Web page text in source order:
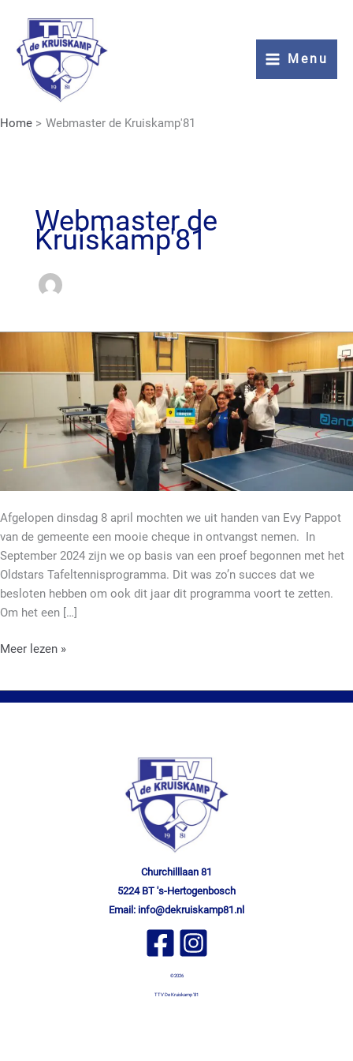
inhoud
Menu
Home Webmaster de Kruiskamp'81
Webmaster de
Kruiskamp'81
Afgelopen dinsdag 8 april mochten we uit handen van Evy Pappot
van de gemeente een mooie cheque in ontvangst nemen. In
September 2024 zijn we op basis van een proef begonnen met het
Oldstars Tafeltennisprogramma. Dit was zo’n succes dat we
besloten hebben om ook dit jaar dit programma voort te zetten.
Om het een […]
cheque
ontvangst
Meer lezen »
Churchilllaan 81
5224 BT 's-Hertogenbosch
Email: info@dekruiskamp81.nl
©2026
TTV De Kruiskamp '81